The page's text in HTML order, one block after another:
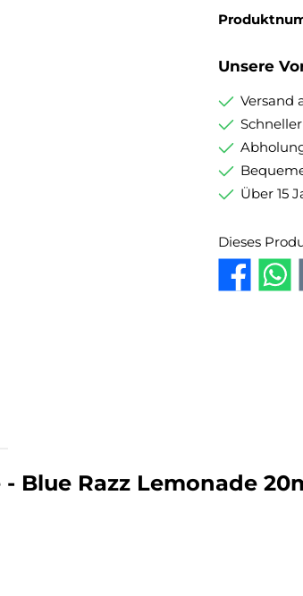
Unsere
Versand
Über 15
Dieses
Blue Razz Lemonade